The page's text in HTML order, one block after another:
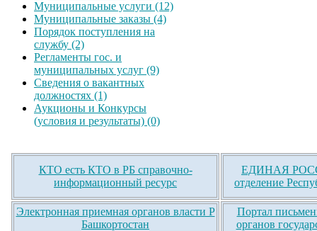
Муниципальные услуги (12)
Муниципальные заказы (4)
Порядок поступления на
службу (2)
Регламенты гос. и
муниципальных услуг (9)
Сведения о вакантных
должностях (1)
Аукционы и Конкурсы
(условия и результаты) (0)
КТО есть КТО в РБ справочно-
информационный ресурс
ЕДИНАЯ
отделение
Электронная приемная органов власти Р
Башкортостан
Портал
органов